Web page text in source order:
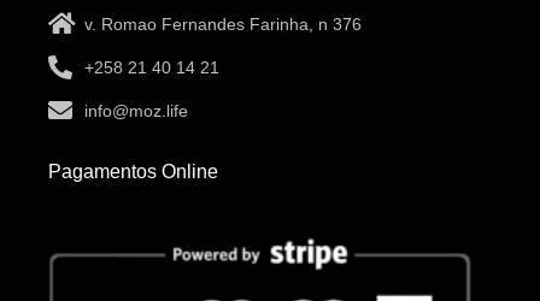
v. Romao Fernandes Farinha, n 376
+258 21 40 14 21
info@moz.life
Pagamentos Online